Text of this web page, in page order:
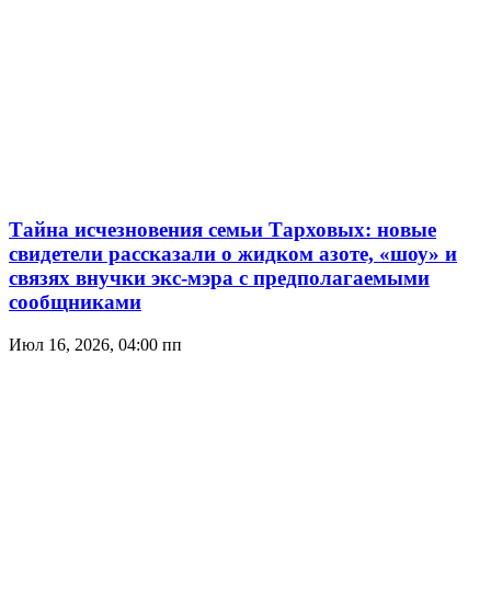
Тайна исчезновения семьи Тарховых: новые
свидетели рассказали о жидком азоте, «шоу» и
связях внучки экс-мэра с предполагаемыми
сообщниками
Июл 16, 2026, 04:00 пп